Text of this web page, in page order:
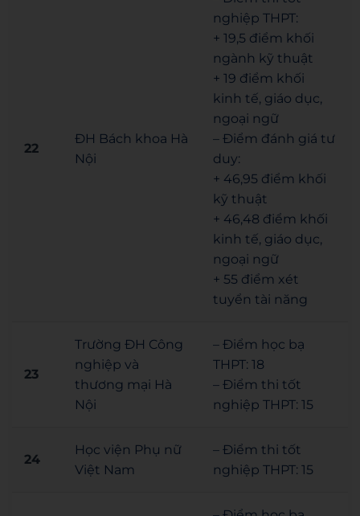
22
ĐH Bách khoa Hà
Nội
nghiệp THPT:
+ 19,5 điểm khối
ngành kỹ thuật
+ 19 điểm khối
kinh tế, giáo dục,
ngoại ngữ
– Điểm đánh giá tư
duy:
+ 46,95 điểm khối
kỹ thuật
+ 46,48 điểm khối
kinh tế, giáo dục,
ngoại ngữ
+ 55 điểm xét
tuyển tài năng
23
Trường ĐH Công
nghiệp và
thương mại Hà
Nội
– Điểm học bạ
THPT: 18
– Điểm thi tốt
nghiệp THPT: 15
24
Học viện Phụ nữ
Việt Nam
– Điểm thi tốt
nghiệp THPT: 15